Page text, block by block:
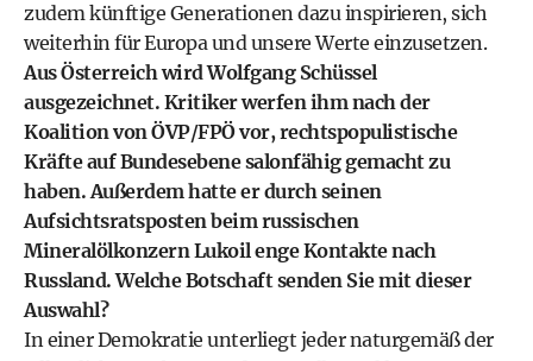
zudem künftige Generationen dazu inspirieren, sich
weiterhin für Europa und unsere Werte einzusetzen.
Aus Österreich wird Wolfgang Schüssel
ausgezeichnet. Kritiker werfen ihm nach der
Koalition von ÖVP/FPÖ vor, rechtspopulistische
Kräfte auf Bundesebene salonfähig gemacht zu
haben. Außerdem hatte er durch seinen
Aufsichtsratsposten beim russischen
Mineralölkonzern Lukoil enge Kontakte nach
Russland. Welche Botschaft senden Sie mit dieser
Auswahl?
In einer Demokratie unterliegt jeder naturgemäß der